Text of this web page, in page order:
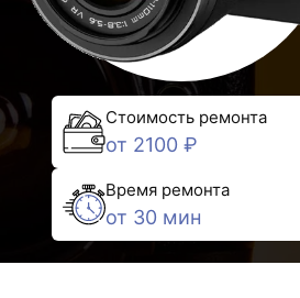
Стоимость ремонта
от 2100 ₽
Время ремонта
от 30 мин